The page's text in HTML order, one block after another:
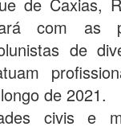
de Caxias,
com as
de
de 2021.
civis e